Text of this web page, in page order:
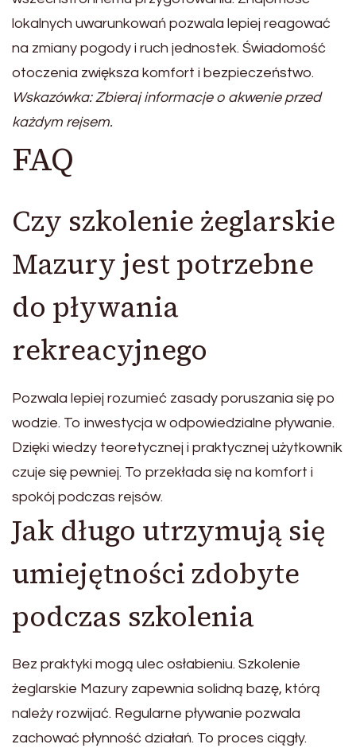
lokalnych uwarunkowań pozwala lepiej reagować
na zmiany pogody i ruch jednostek. Świadomość
otoczenia zwiększa komfort i bezpieczeństwo.
Wskazówka: Zbieraj informacje o akwenie przed
każdym rejsem.
FAQ
Czy szkolenie żeglarskie
Mazury jest potrzebne
do pływania
rekreacyjnego
Pozwala lepiej rozumieć zasady poruszania się po
wodzie. To inwestycja w odpowiedzialne pływanie.
Dzięki wiedzy teoretycznej i praktycznej użytkownik
czuje się pewniej. To przekłada się na komfort i
spokój podczas rejsów.
Jak długo utrzymują się
umiejętności zdobyte
podczas szkolenia
Bez praktyki mogą ulec osłabieniu. Szkolenie
żeglarskie Mazury zapewnia solidną bazę, którą
należy rozwijać. Regularne pływanie pozwala
zachować płynność działań. To proces ciągły.